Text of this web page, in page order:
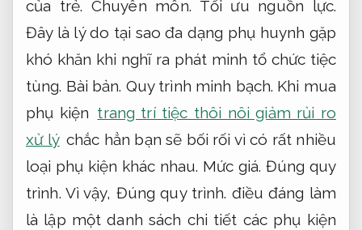
của trẻ.Chuyên môn. Tối ưu nguồn lực.
Đây là lý do tại sao đa dạng phụ huynh gặp
khó khăn khi nghĩ ra phát minh tổ chức tiệc
tùng. Bài bản. Quy trình minh bạch. Khi mua
phụ kiện trang trí tiệc thôi nôi giảm rủi ro
xử lý chắc hẳn bạn sẽ bối rối vì có rất nhiều
loại phụ kiện khác nhau. Mức giá. Đúng quy
trình. Vì vậy, Đúng quy trình. điều đáng làm
là lập một danh sách chi tiết các phụ kiện